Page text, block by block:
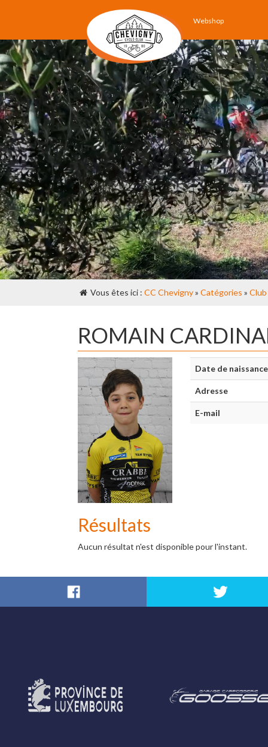
Webshop
Vous êtes ici : CC Chevigny» Catégories » Club
ROMAIN
Date de naissance
Adresse
E-mail
Résultats
Aucun résultat n'est disponible pour l'instant.